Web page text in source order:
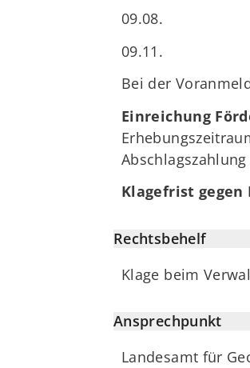
09.08.
09.11.
Bei der
Einreichung
Klagefrist gegen
Rechtsbehelf
Klage beim
Ansprechpunkt
Landesamt für